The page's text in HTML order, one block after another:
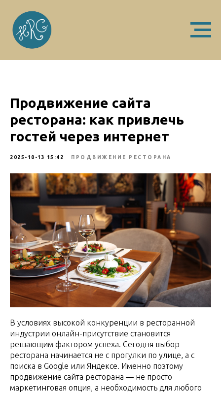
Продвижение сайта
ресторана: как привлечь
гостей через интернет
2025-10-13 15:42 ПРОДВИЖЕНИЕ РЕСТОРАНА
В условиях высокой конкуренции в ресторанной
индустрии онлайн-присутствие становится
решающим фактором успеха. Сегодня выбор
ресторана начинается не с прогулки по улице, а с
поиска в Google или Яндексе. Именно поэтому
продвижение сайта ресторана — не просто
маркетинговая опция, а необходимость для любого